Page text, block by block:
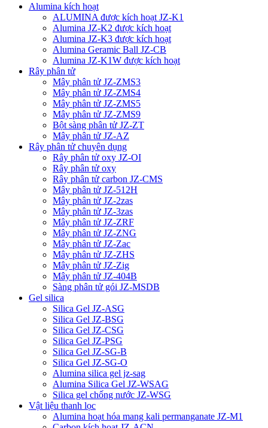
Alumina kích hoạt
ALUMINA được kích hoạt JZ-K1
Alumina JZ-K2 được kích hoạt
Alumina JZ-K3 được kích hoạt
Alumina Geramic Ball JZ-CB
Alumina JZ-K1W được kích hoạt
Rây phân tử
Mây phân tử JZ-ZMS3
Mây phân tử JZ-ZMS4
Mây phân tử JZ-ZMS5
Mây phân tử JZ-ZMS9
Bột sàng phân tử JZ-ZT
Mây phân tử JZ-AZ
Rây phân tử chuyên dụng
Rây phân tử oxy JZ-OI
Rây phân tử oxy
Rây phân tử carbon JZ-CMS
Mây phân tử JZ-512H
Mây phân tử JZ-2zas
Mây phân tử JZ-3zas
Mây phân tử JZ-ZRF
Mây phân tử JZ-ZNG
Mây phân tử JZ-Zac
Mây phân tử JZ-ZHS
Mây phân tử JZ-Zig
Mây phân tử JZ-404B
Sàng phân tử gói JZ-MSDB
Gel silica
Silica Gel JZ-ASG
Silica Gel JZ-BSG
Silica Gel JZ-CSG
Silica Gel JZ-PSG
Silica Gel JZ-SG-B
Silica Gel JZ-SG-O
Alumina silica gel jz-sag
Alumina Silica Gel JZ-WSAG
Silica gel chống nước JZ-WSG
Vật liệu thanh lọc
Alumina hoạt hóa mang kali permanganate JZ-M1